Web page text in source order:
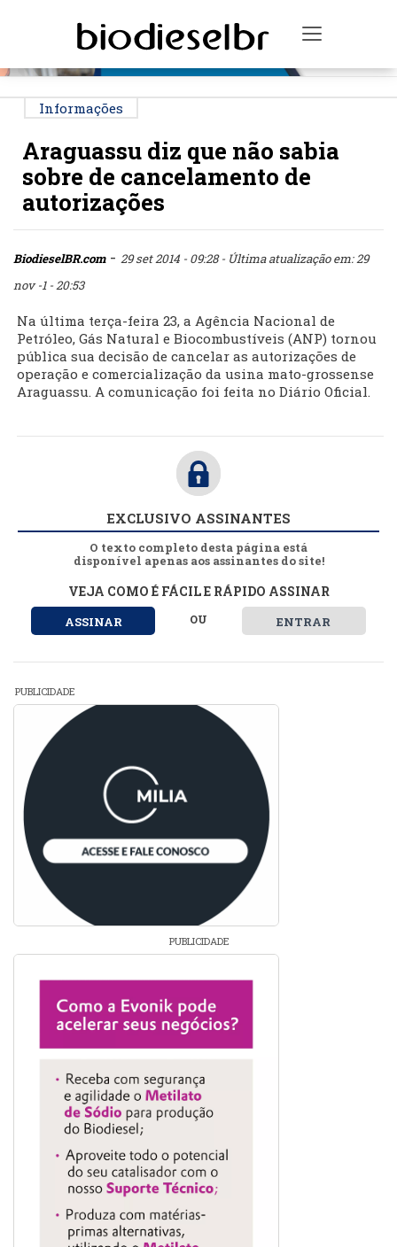
Toggle
Informações
Araguassu diz que não sabia
sobre de cancelamento de
autorizações
BiodieselBR.com- 29 set 2014 - 09:28- Última atualização em: 29
nov -1 - 20:53
Na última terça-feira 23, a Agência Nacional de
Petróleo, Gás Natural e Biocombustíveis (ANP) tornou
pública sua decisão de cancelar as autorizações de
operação e comercialização da usina mato-grossense
Araguassu. A comunicação foi feita no Diário Oficial.
EXCLUSIVO ASSINANTES
O texto completo desta página está
disponível apenas aos assinantes do site!
VEJA COMO É FÁCIL E RÁPIDO ASSINAR
ASSINAR OU ENTRAR
PUBLICIDADE
PUBLICIDADE